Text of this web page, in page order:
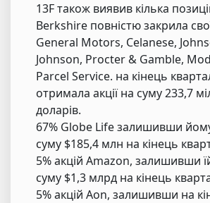
13F також виявив кілька
Berkshire повністю закрила
General Motors, Celanese,
Johnson, Procter & Gamble,
Parcel Service. на кінець
отримала акції на суму 233,7
доларів.
67% Globe Life залишивши йому
суму $185,4 млн на кінець
5% акцій Amazon, залишивши
суму $1,3 млрд на кінець
5% акцій Aon, залишивши на